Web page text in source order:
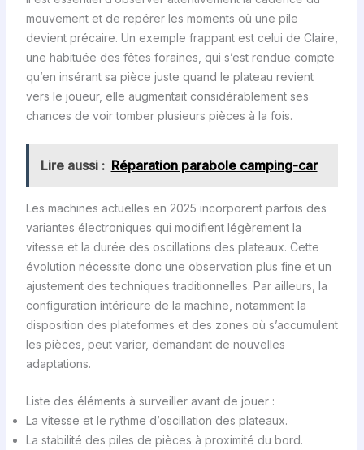
mouvement et de repérer les moments où une pile
devient précaire. Un exemple frappant est celui de Claire,
une habituée des fêtes foraines, qui s’est rendue compte
qu’en insérant sa pièce juste quand le plateau revient
vers le joueur, elle augmentait considérablement ses
chances de voir tomber plusieurs pièces à la fois.
Lire aussi : Réparation parabole camping-car
Les machines actuelles en 2025 incorporent parfois des
variantes électroniques qui modifient légèrement la
vitesse et la durée des oscillations des plateaux. Cette
évolution nécessite donc une observation plus fine et un
ajustement des techniques traditionnelles. Par ailleurs, la
configuration intérieure de la machine, notamment la
disposition des plateformes et des zones où s’accumulent
les pièces, peut varier, demandant de nouvelles
adaptations.
Liste des éléments à surveiller avant de jouer :
La vitesse et le rythme d’oscillation des plateaux.
La stabilité des piles de pièces à proximité du bord.